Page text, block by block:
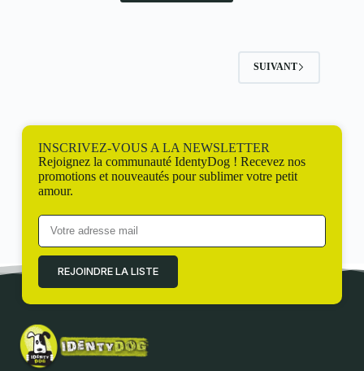
SUIVANT
INSCRIVEZ-VOUS A LA NEWSLETTER
Rejoignez la communauté IdentyDog ! Recevez nos
promotions et nouveautés pour sublimer votre petit
amour.
REJOINDRE LA LISTE